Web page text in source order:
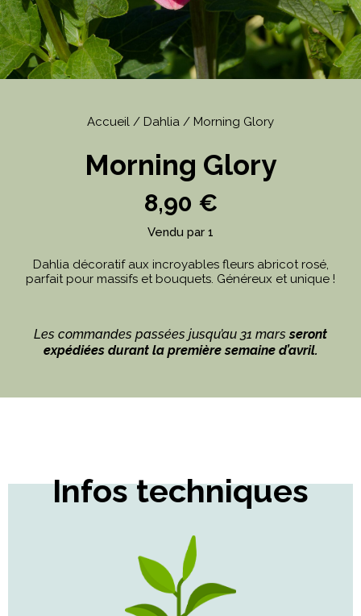
Accueil / Dahlia / Morning Glory
Morning Glory
8,90 €
Vendu par 1
Dahlia décoratif aux incroyables fleurs abricot rosé,
parfait pour massifs et bouquets. Généreux et unique !
Les commandes passées jusqu’au 31 marsseront
expédiées durant la première semaine d’avril.
Infos techniques